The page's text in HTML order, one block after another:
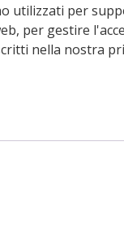
utilizzati per
per gestire
nella nostra